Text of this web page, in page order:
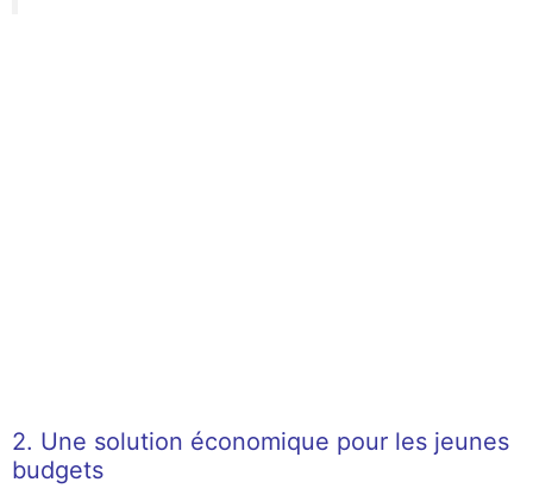
2. Une solution économique pour les jeunes
budgets